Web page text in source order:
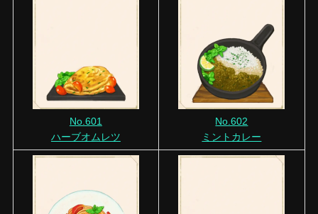
No.601
ハーブオムレツ
No.602
ミントカレー